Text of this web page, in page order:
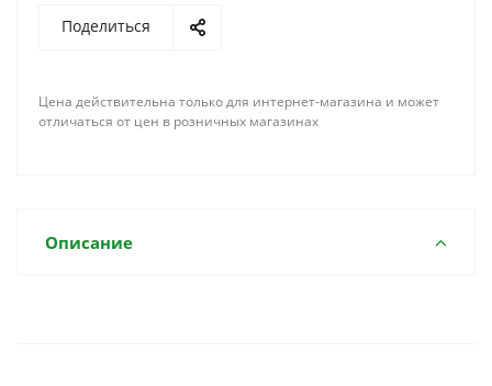
Поделиться
Цена действительна только для интернет-магазина и может
отличаться от цен в розничных магазинах
Описание